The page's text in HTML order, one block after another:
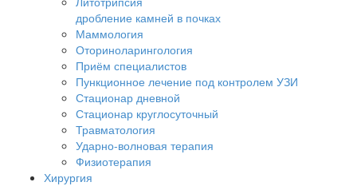
дробление камней в почках
Маммология
Оториноларингология
Приём специалистов
Пункционное лечение под контролем УЗИ
Стационар дневной
Стационар круглосуточный
Травматология
Ударно-волновая терапия
Физиотерапия
Хирургия